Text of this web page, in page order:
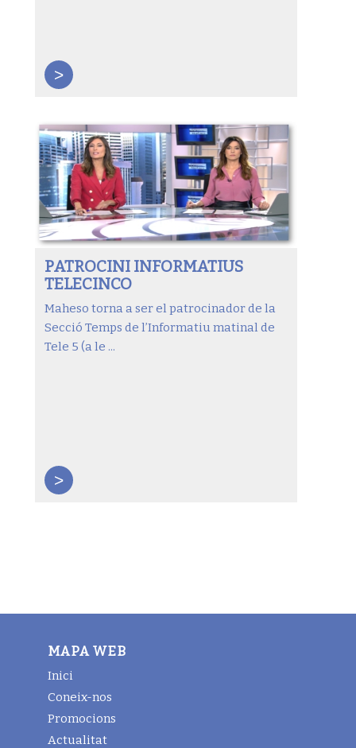
>
PATROCINI INFORMATIUS
TELECINCO
Maheso torna a ser el patrocinador de la
Secció Temps de l’Informatiu matinal de
Tele 5 (a le ...
>
MAPA WEB
Inici
Coneix-nos
Promocions
Actualitat